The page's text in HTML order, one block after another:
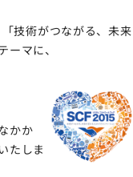
技術がつながる、未来
マに、
かか
たしま